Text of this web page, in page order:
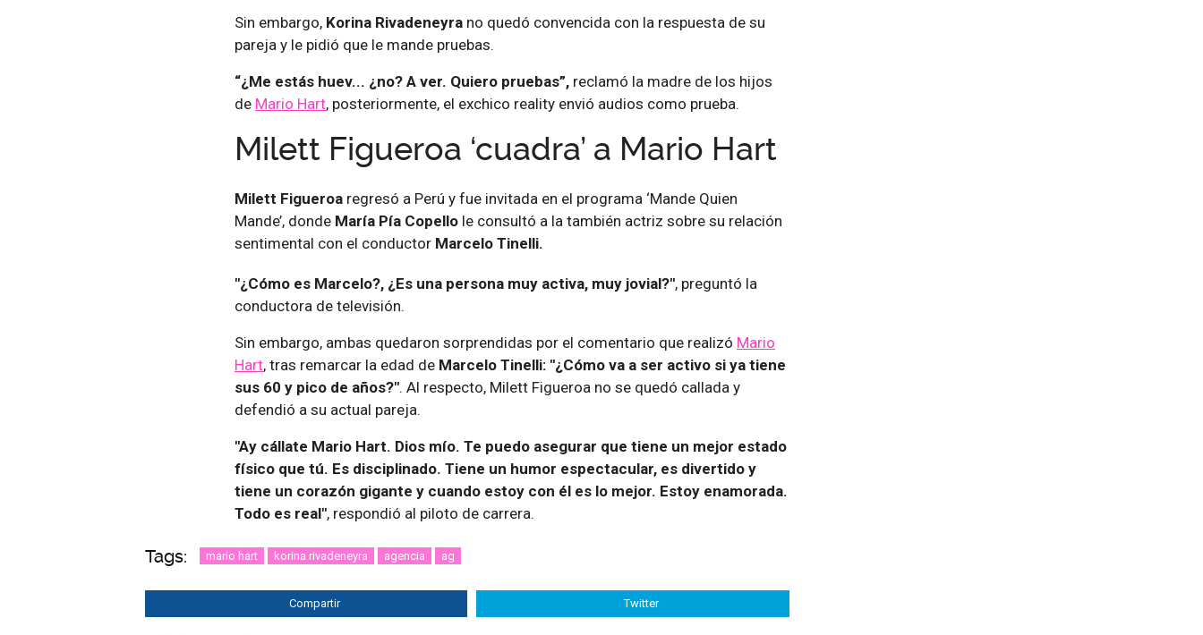
Sin embargo, Korina Rivadeneyra no quedó convencida con la respuesta de su
pareja y le pidió que le mande pruebas.
“¿Me estás huev... ¿no? A ver. Quiero pruebas”, reclamó la madre de los hijos
de Mario Hart, posteriormente, el exchico reality envió audios como prueba.
Milett Figueroa ‘cuadra’ a Mario Hart
Milett Figueroa regresó a Perú y fue invitada en el programa ‘Mande Quien
Mande’, donde María Pía Copello le consultó a la también actriz sobre su relación
sentimental con el conductor Marcelo Tinelli.
"¿Cómo es Marcelo?, ¿Es una persona muy activa, muy jovial?", preguntó la
conductora de televisión.
Sin embargo, ambas quedaron sorprendidas por el comentario que realizó Mario
Hart, tras remarcar la edad de Marcelo Tinelli: "¿Cómo va a ser activo si ya tiene
sus 60 y pico de años?". Al respecto, Milett Figueroa no se quedó callada y
defendió a su actual pareja.
"Ay cállate Mario Hart. Dios mío. Te puedo asegurar que tiene un mejor estado
físico que tú. Es disciplinado. Tiene un humor espectacular, es divertido y
tiene un corazón gigante y cuando estoy con él es lo mejor. Estoy enamorada.
Todo es real", respondió al piloto de carrera.
Tags: mario hart korina rivadeneyra agencia ag
Compartir Twitter